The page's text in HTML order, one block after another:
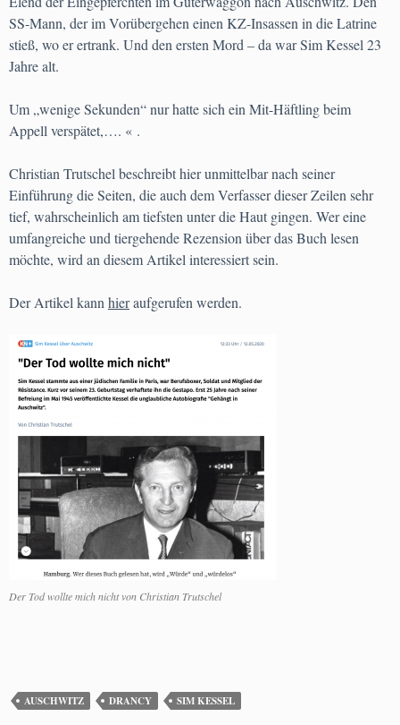
SS-Mann, der im Vorübergehen einen KZ-Insassen in die Latrine
stieß, wo er ertrank. Und den ersten Mord – da war Sim Kessel 23
Jahre alt.
Um „wenige Sekunden“ nur hatte sich ein Mit-Häftling beim
Appell verspätet,…. « .
Christian Trutschel beschreibt hier unmittelbar nach seiner
Einführung die Seiten, die auch dem Verfasser dieser Zeilen sehr
tief, wahrscheinlich am tiefsten unter die Haut gingen. Wer eine
umfangreiche und tiergehende Rezension über das Buch lesen
möchte, wird an diesem Artikel interessiert sein.
Der Artikel kann hieraufgerufen werden.
Der Tod wollte mich nicht von Christian Trutschel
AUSCHWITZ DRANCY SIM KESSEL